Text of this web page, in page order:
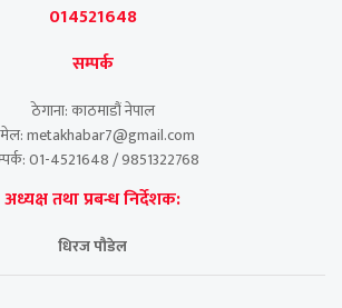
014521648
सम्पर्क
ठेगाना: काठमाडौं नेपाल
metakhabar7@gmail.com
01-4521648 / 9851322768
अध्यक्ष तथा प्रबन्ध निर्देशक:
धिरज पौडेल